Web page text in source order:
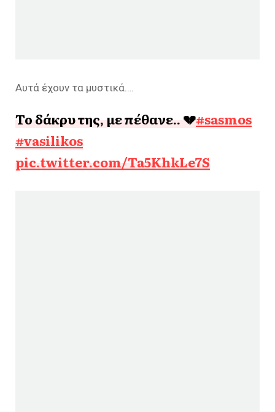
Αυτά έχουν τα μυστικά….
Το δάκρυ της, με πέθανε.. 💔#sasmos
#vasilikos
pic.twitter.com/Ta5KhkLe7S